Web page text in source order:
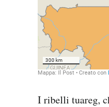
I ribelli tuareg,